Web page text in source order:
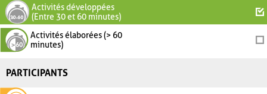
Activités développées
(Entre 30 et 60 minutes)
Activités élaborées (> 60
minutes)
PARTICIPANTS